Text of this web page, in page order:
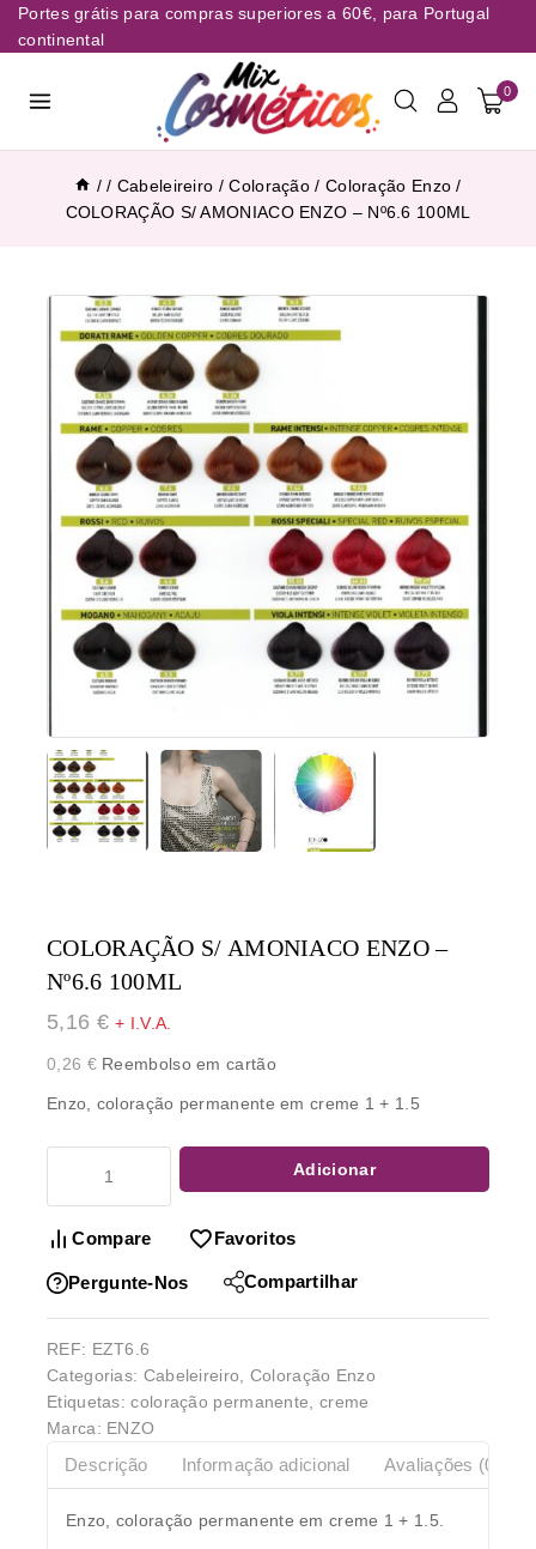
Portes grátis para compras superiores a 60€, para Portugal
continental
0
/ / Cabeleireiro / Coloração / Coloração Enzo /
COLORAÇÃO S/ AMONIACO ENZO – Nº6.6 100ML
COLORAÇÃO S/ AMONIACO ENZO –
Nº6.6 100ML
5,16 € + I.V.A.
0,26 €Reembolso em cartão
Enzo, coloração permanente em creme 1 + 1.5
Adicionar
Compare Favoritos
Pergunte-Nos Compartilhar
REF: EZT6.6
Categorias: Cabeleireiro
Coloração Enzo
Etiquetas:coloração permanente
creme
Marca: ENZO
Descrição Informação adicional Avaliações (0)
Enzo, coloração permanente em creme 1 + 1.5.